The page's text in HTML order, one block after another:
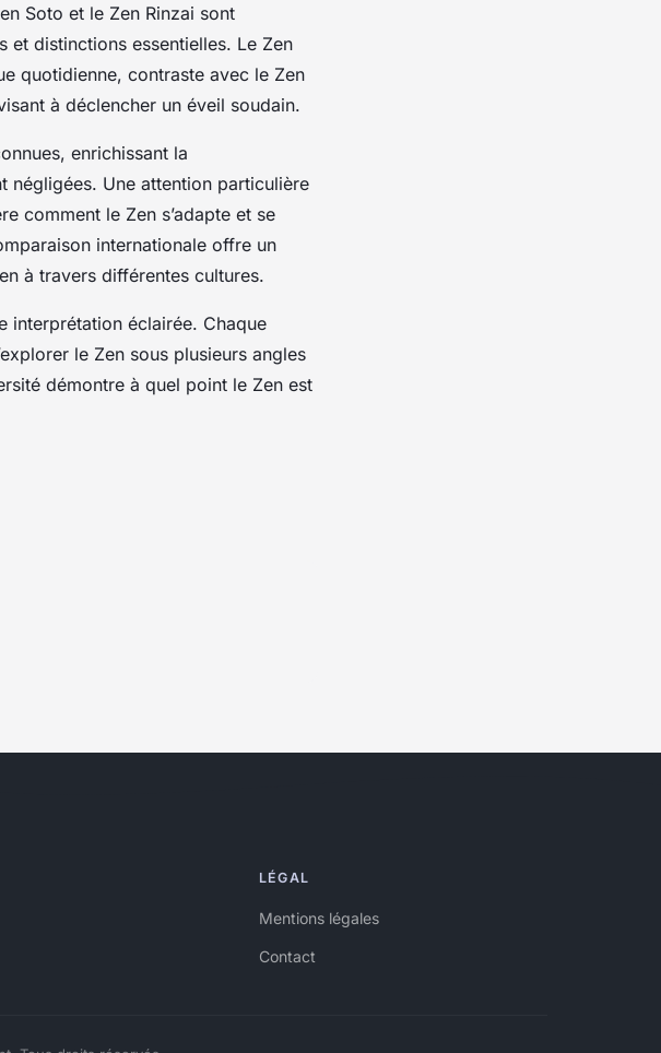
Soto et le Zen Rinzai sont
et distinctions essentielles. Le Zen
quotidienne, contraste avec le Zen
à déclencher un éveil soudain.
enrichissant la
négligées. Une attention particulière
comment le Zen s’adapte et se
internationale offre un
à travers différentes cultures.
interprétation éclairée. Chaque
le Zen sous plusieurs angles
démontre à quel point le Zen est
LÉGAL
Mentions légales
Contact